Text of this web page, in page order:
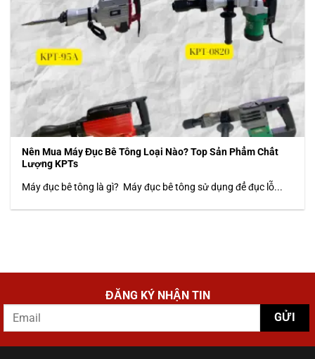
Nên Mua Máy Đục Bê Tông Loại Nào? Top Sản Phẩm Chất
Lượng KPTs
Máy đục bê tông là gì? Máy đục bê tông sử dụng để đục lỗ...
ĐĂNG KÝ NHẬN TIN